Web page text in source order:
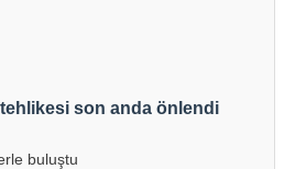
son anda önlendi